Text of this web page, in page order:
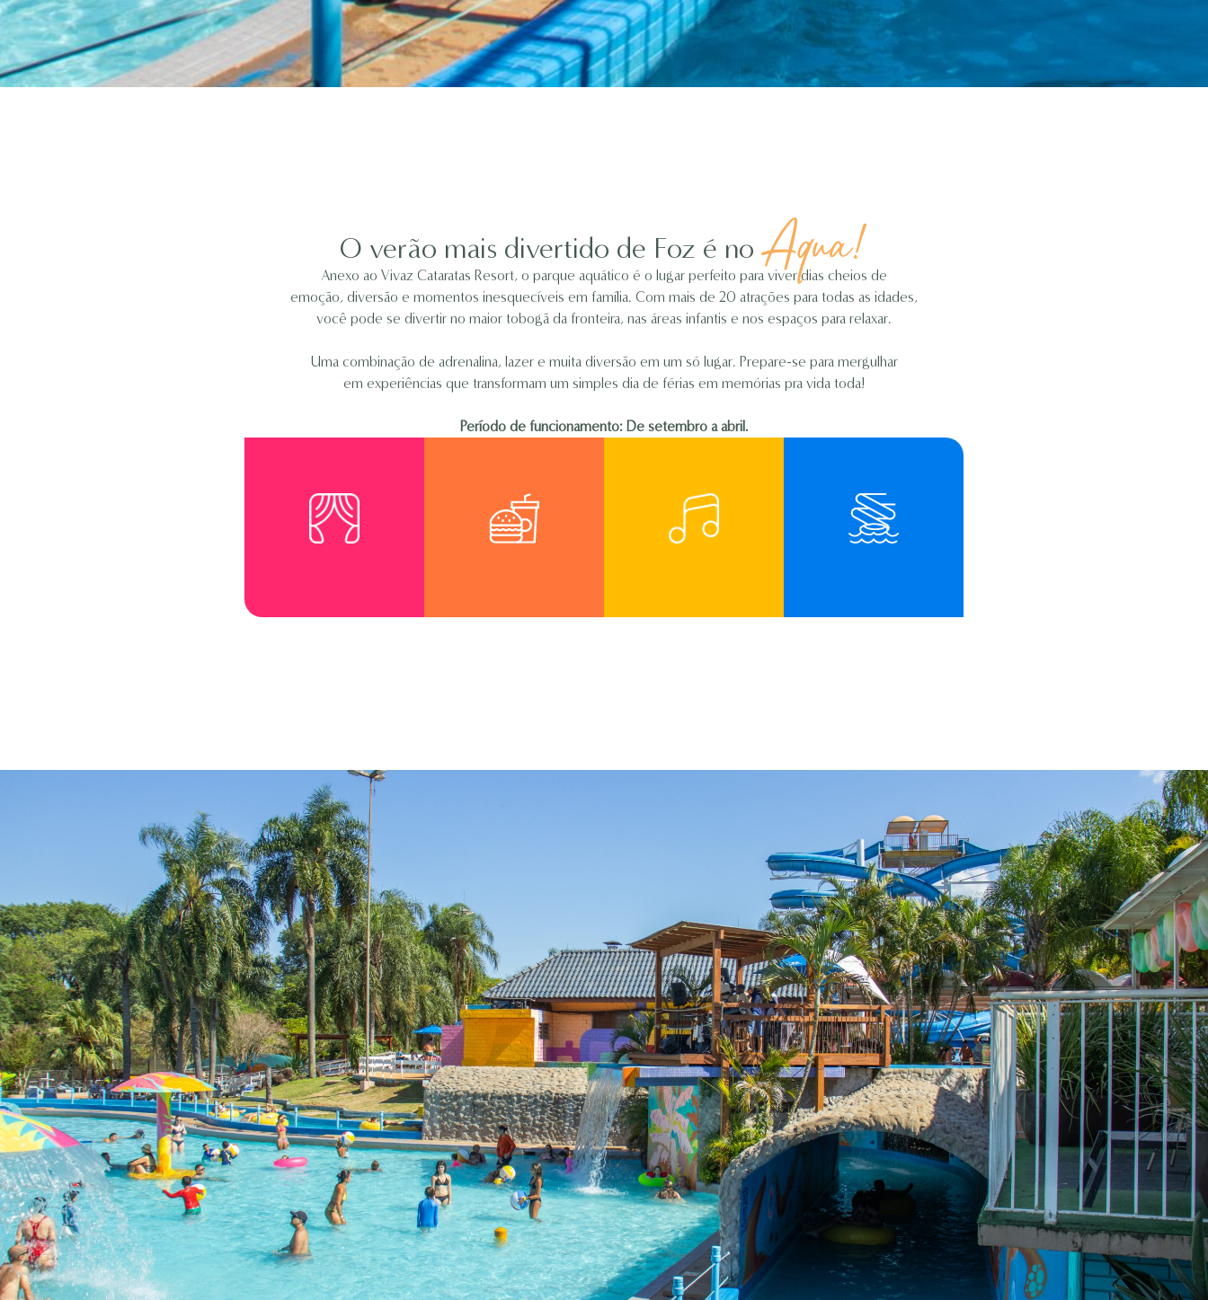
O verão mais divertido de Foz é no Aqua!
Anexo ao Vivaz Cataratas Resort, o parque aquático é o lugar perfeito para viver dias cheios de
emoção, diversão e momentos inesquecíveis em família. Com mais de 20 atrações para todas as idades,
você pode se divertir no maior tobogã da fronteira, nas áreas infantis e nos espaços para relaxar.
Uma combinação de adrenalina, lazer e muita diversão em um só lugar. Prepare-se para mergulhar
em experiências que transformam um simples dia de férias em memórias pra vida toda!
Período de funcionamento: De setembro a abril.
exclusivo para
hóspedes do
Drinks e lanches
exclusivos do
Parque
Hidro recreativa
com muita
O maior tobogã
da fronteira